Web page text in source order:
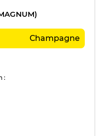
Champagne
: